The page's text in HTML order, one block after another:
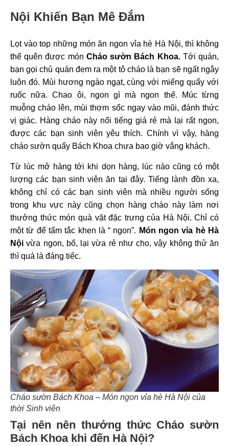
Nội Khiến Bạn Mê Đắm
Lọt vào top những món ăn ngon vỉa hè Hà Nội, thì không
thể quên được món Cháo sườn Bách Khoa. Tới quán,
bạn gọi chủ quán đem ra một tô cháo là bạn sẽ ngất ngây
luôn đó. Mùi hương ngào ngạt, cùng với miếng quẩy với
ruốc nữa. Chao ôi, ngon gì mà ngon thế. Múc từng
muỗng cháo lên, mùi thơm sốc ngay vào mũi, đánh thức
vị giác. Hàng cháo này nổi tiếng giá rẻ mà lại rất ngon,
được các bạn sinh viên yêu thích. Chính vì vậy, hàng
cháo sườn quẩy Bách Khoa chưa bao giờ vắng khách.
Từ lúc mở hàng tới khi dọn hàng, lúc nào cũng có một
lượng các bạn sinh viên ăn tại đây. Tiếng lành đồn xa,
không chỉ có các bạn sinh viên mà nhiều người sống
trong khu vực này cũng chọn hàng cháo này làm nơi
thưởng thức món quà vặt đặc trưng của Hà Nội.Chỉ có
một từ để tấm tắc khen là “ ngon”. Món ngon vỉa hè Hà
Nội vừa ngon, bổ, lại vừa rẻ như cho, vậy không thử ăn
thì quá là đáng tiếc.
Cháo sườn Bách Khoa – Món ngon vỉa hè Hà Nội của
thời Sinh viên
Tại nên nên thưởng thức Cháo sườn
Bách Khoa khi đến Hà Nội?